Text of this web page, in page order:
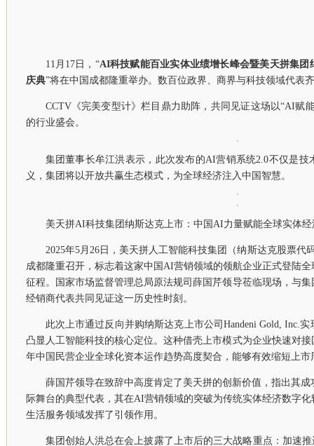
11月17日，“AI科技赋能百业实体业绩增长峰会暨美天拼集
庆典”将在中国成都隆重举办。数百位政界、商界与科技领域代表
CCTV《完美变型计》栏目鼎力助阵，共同见证这场以“AI赋
的行业盛会。
集团董事长牟江洪表示，此次发布的AI营销系统2.0不仅是技
义，集团将以开放共赢生态模式，为全球经济注入中国智慧。
美天拼AI科技集团纳斯达克上市：中国AI力量赋能全球实体经
2025年5月26日，美天拼人工智能科技集团（纳斯达克股票代
成都隆重召开，标志着这家中国AI营销领域的领航企业正式登陆
征程。国家市场监督管理总局原法规司薛国芹领导莅临现场，与
经销商代表共同见证这一历史性时刻。
此次上市通过反向并购纳斯达克上市公司Handeni Gold, Inc.
凸显人工智能科技的核心定位。这种借壳上市模式为企业快速对
年中国民营企业全球化资本运作趋势高度契合，能够有效缩短上
薛国芹领导在致辞中高度肯定了美天拼的创新价值，指出其
际舞台的典型代表，其在AI营销领域的突破为传统实体经济数字
生活服务领域发挥了引领作用。
集团创始人洪总在会上披露了上市后的三大战略重点：加速